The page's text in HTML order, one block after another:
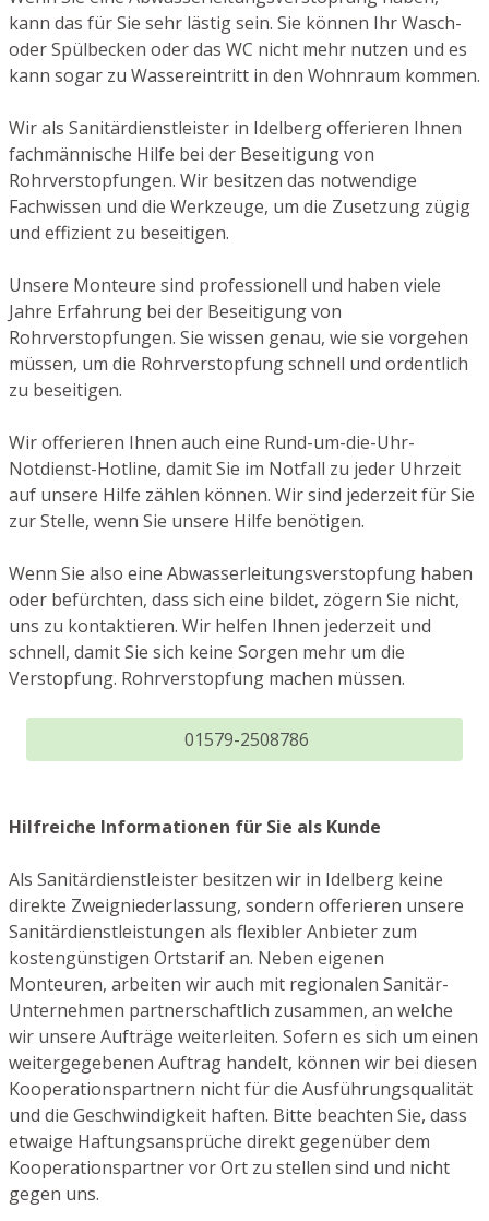
kann das für Sie sehr lästig sein. Sie können Ihr Wasch-
oder Spülbecken oder das WC nicht mehr nutzen und es
kann sogar zu Wassereintritt in den Wohnraum kommen.
Wir als Sanitärdienstleister in Idelberg offerieren Ihnen
fachmännische Hilfe bei der Beseitigung von
Rohrverstopfungen. Wir besitzen das notwendige
Fachwissen und die Werkzeuge, um die Zusetzung zügig
und effizient zu beseitigen.
Unsere Monteure sind professionell und haben viele
Jahre Erfahrung bei der Beseitigung von
Rohrverstopfungen. Sie wissen genau, wie sie vorgehen
müssen, um die Rohrverstopfung schnell und ordentlich
zu beseitigen.
Wir offerieren Ihnen auch eine Rund-um-die-Uhr-
Notdienst-Hotline, damit Sie im Notfall zu jeder Uhrzeit
auf unsere Hilfe zählen können. Wir sind jederzeit für Sie
zur Stelle, wenn Sie unsere Hilfe benötigen.
Wenn Sie also eine Abwasserleitungsverstopfung haben
oder befürchten, dass sich eine bildet, zögern Sie nicht,
uns zu kontaktieren. Wir helfen Ihnen jederzeit und
schnell, damit Sie sich keine Sorgen mehr um die
Verstopfung. Rohrverstopfung machen müssen.
01579-2508786
Hilfreiche Informationen für Sie als Kunde
Als Sanitärdienstleister besitzen wir in Idelberg keine
direkte Zweigniederlassung, sondern offerieren unsere
Sanitärdienstleistungen als flexibler Anbieter zum
kostengünstigen Ortstarif an. Neben eigenen
Monteuren, arbeiten wir auch mit regionalen Sanitär-
Unternehmen partnerschaftlich zusammen, an welche
wir unsere Aufträge weiterleiten. Sofern es sich um einen
weitergegebenen Auftrag handelt, können wir bei diesen
Kooperationspartnern nicht für die Ausführungsqualität
und die Geschwindigkeit haften. Bitte beachten Sie, dass
etwaige Haftungsansprüche direkt gegenüber dem
Kooperationspartner vor Ort zu stellen sind und nicht
gegen uns.